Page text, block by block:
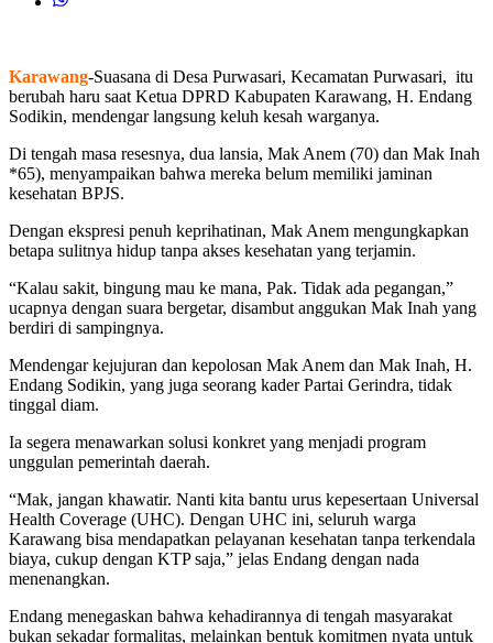
Karawang-Suasana di Desa Purwasari, Kecamatan Purwasari, itu
berubah haru saat Ketua DPRD Kabupaten Karawang, H. Endang
Sodikin, mendengar langsung keluh kesah warganya.
Di tengah masa resesnya, dua lansia, Mak Anem (70) dan Mak Inah
*65), menyampaikan bahwa mereka belum memiliki jaminan
kesehatan BPJS.
Dengan ekspresi penuh keprihatinan, Mak Anem mengungkapkan
betapa sulitnya hidup tanpa akses kesehatan yang terjamin.
“Kalau sakit, bingung mau ke mana, Pak. Tidak ada pegangan,”
ucapnya dengan suara bergetar, disambut anggukan Mak Inah yang
berdiri di sampingnya.
Mendengar kejujuran dan kepolosan Mak Anem dan Mak Inah, H.
Endang Sodikin, yang juga seorang kader Partai Gerindra, tidak
tinggal diam.
Ia segera menawarkan solusi konkret yang menjadi program
unggulan pemerintah daerah.
“Mak, jangan khawatir. Nanti kita bantu urus kepesertaan Universal
Health Coverage (UHC). Dengan UHC ini, seluruh warga
Karawang bisa mendapatkan pelayanan kesehatan tanpa terkendala
biaya, cukup dengan KTP saja,” jelas Endang dengan nada
menenangkan.
Endang menegaskan bahwa kehadirannya di tengah masyarakat
bukan sekadar formalitas, melainkan bentuk komitmen nyata untuk